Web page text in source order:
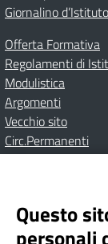
Giornalino d’Istituto
Offerta Formativa
Regolamenti di
Modulistica
Argomenti
Vecchio sito
Circ.Permanenti
Dichiarazione di
Questo